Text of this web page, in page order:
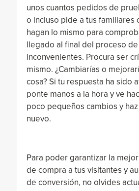
unos cuantos pedidos de
o incluso pide a tus familiares
hagan lo mismo para
llegado al final del proceso
inconvenientes. Procura ser
mismo. ¿Cambiarías o
cosa? Si tu respuesta ha sido
ponte manos a la hora y ve
poco pequeños cambios y
nuevo.
Para poder garantizar la
de compra a tus visitantes y
de conversión, no olvides